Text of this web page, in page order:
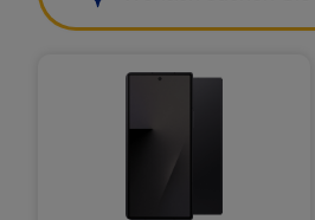
Samsung Galaxy Z